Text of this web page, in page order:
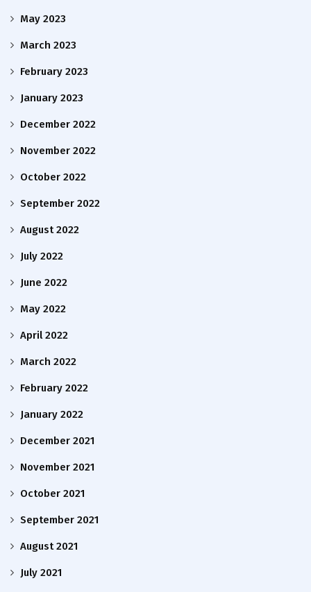
May 2023
March 2023
February 2023
January 2023
December 2022
November 2022
October 2022
September 2022
August 2022
July 2022
June 2022
May 2022
April 2022
March 2022
February 2022
January 2022
December 2021
November 2021
October 2021
September 2021
August 2021
July 2021